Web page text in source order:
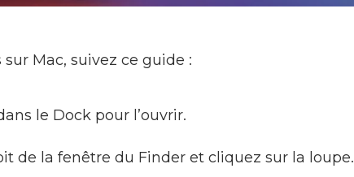
Mac, suivez ce guide :
le Dock pour l’ouvrir.
de la fenêtre du Finder et cliquez sur la loupe.